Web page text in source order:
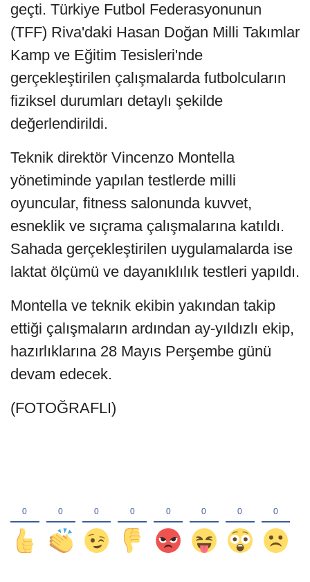
geçti. Türkiye Futbol Federasyonunun
(TFF) Riva'daki Hasan Doğan Milli Takımlar
Kamp ve Eğitim Tesisleri'nde
gerçekleştirilen çalışmalarda futbolcuların
fiziksel durumları detaylı şekilde
değerlendirildi.
Teknik direktör Vincenzo Montella
yönetiminde yapılan testlerde milli
oyuncular, fitness salonunda kuvvet,
esneklik ve sıçrama çalışmalarına katıldı.
Sahada gerçekleştirilen uygulamalarda ise
laktat ölçümü ve dayanıklılık testleri yapıldı.
Montella ve teknik ekibin yakından takip
ettiği çalışmaların ardından ay-yıldızlı ekip,
hazırlıklarına 28 Mayıs Perşembe günü
devam edecek.
(FOTOĞRAFLI)